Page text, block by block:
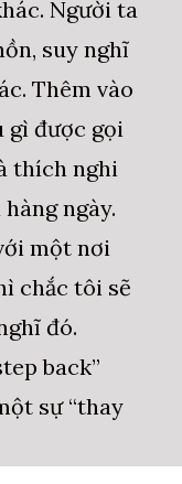
Người ta
suy nghĩ
Thêm vào
gì được gọi
thích nghi
ngày.
một nơi
chắc tôi sẽ
đó.
back”
sự “thay